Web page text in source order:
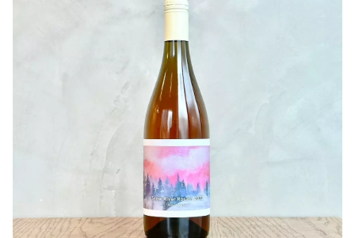
インの真似ではなく、個性のあるワイン作りを行っていき
「ブランドのあるテイスト」ではなく、いわゆる“自然
派”と言われるような個性の強いワインを目指していま
主要品種である、藤稔/サマークイーン/雄宝それぞれが持
つ爽やかさが合わさり、複雑さをもたらしました。
引用：よさ来いワイナリー